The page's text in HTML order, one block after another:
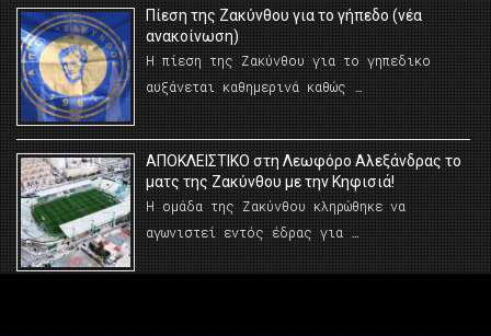
Πίεση της Ζακύνθου για το γήπεδο (νέα
ανακοίνωση)
Η πίεση της Ζακύνθου για το γηπεδικο
αυξάνεται καθημερινά καθώς …
AΠΟΚΛΕΙΣΤΙΚΟ στη Λεωφόρο Αλεξάνδρας το
ματς της Ζακύνθου με την Κηφισιά!
Η ομάδα της Ζακύνθου κληρώθηκε να
αγωνιστεί εντός έδρας για …